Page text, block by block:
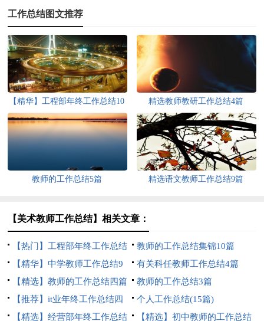
工作总结图文推荐
【精华】工程部年终工作总结10
篇
精选教师教研工作总结4篇
教师的工作总结5篇 精选语文教师工作总结9篇
【美术教师工作总结】相关文章：
【热门】工程部年终工作总结
4篇
教师的工作总结集锦10篇
【精华】中学教师工作总结9
篇
有关科任教师工作总结4篇
【精选】教师的工作总结四篇
教师的工作总结3篇
【推荐】it业年终工作总结四
篇
个人工作总结(15篇)
【精选】经营部年终工作总结
【精选】初中教师的工作总结